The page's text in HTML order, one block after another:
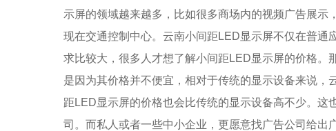
示屏的领域越来越多，比如很多商场内的视频广告展
现在交通控制中心。云南小间距LED显示屏不仅在普
求比较大，很多人才想了解小间距LED显示屏的价格
是因为其价格并不便宜，相对于传统的显示设备来说
距LED显示屏的价格也会比传统的显示设备高不少。
司。而私人或者一些中小企业，更愿意找广告公司给出